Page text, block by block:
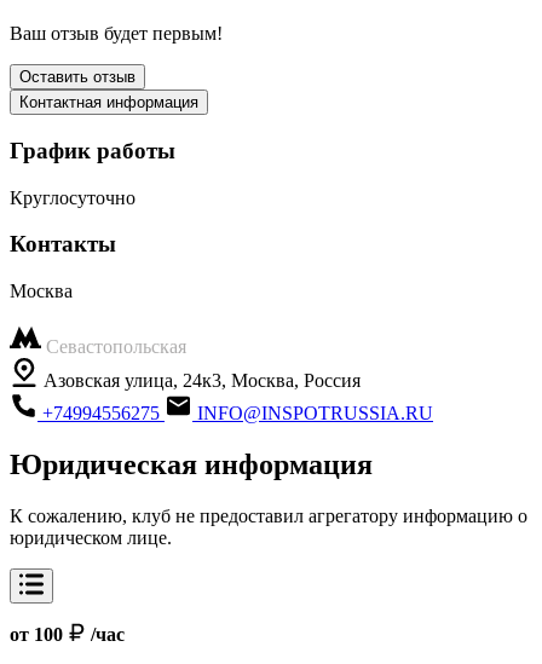
Ваш отзыв будет первым!
Оставить отзыв
Контактная информация
График работы
Круглосуточно
Контакты
Москва
Севастопольская
Азовская улица, 24к3, Москва, Россия
+74994556275
INFO@INSPOTRUSSIA.RU
Юридическая информация
К сожалению, клуб не предоставил агрегатору информацию о
юридическом лице.
от 100 /час